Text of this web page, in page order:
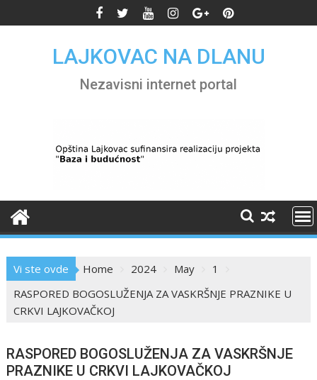
to
LAJKOVAC NA DLANU
Nezavisni internet portal
Vi ste ovde Home 2024 May
1
RASPORED BOGOSLUŽENJA ZA VASKRŠNJE PRAZNIKE U
CRKVI LAJKOVAČKOJ
RASPORED BOGOSLUŽENJA ZA VASKRŠNJE
PRAZNIKE U CRKVI LAJKOVAČKOJ